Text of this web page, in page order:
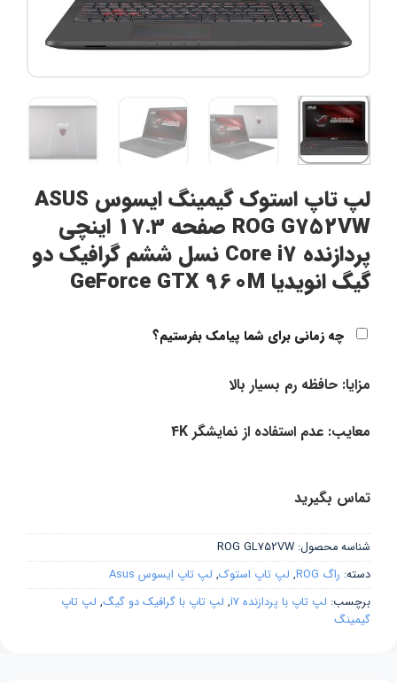
لپ تاپ استوک گیمینگ ایسوس ASUS
ROG G752VW صفحه 17.3 اینچی
پردازنده Core i7 نسل ششم گرافیک دو
گیگ انویدیا GeForce GTX 960M
چه زمانی برای شما پیامک بفرستیم؟
مزایا: حافظه رم بسیار بالا
معایب: عدم استفاده از نمایشگر 4K
تماس بگیرید
شناسه محصول: ROG GL752VW
دسته: راگ ROG , لپ تاپ استوک, لپ تاپ ایسوس Asus
برچسب: لپ تاپ با پردازنده i7 , لپ تاپ با گرافیک دو گیگ, لپ تاپ
گیمینگ